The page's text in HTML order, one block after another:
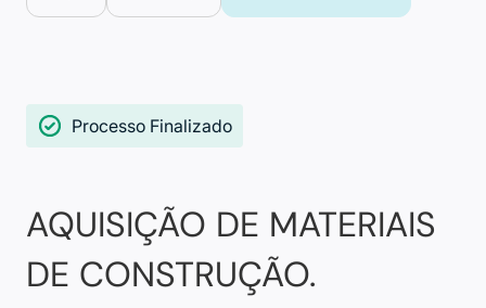
Processo Finalizado
AQUISIÇÃO DE MATERIAIS
DE CONSTRUÇÃO.